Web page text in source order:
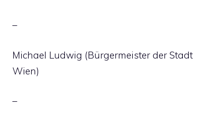
–
Michael Ludwig (Bürgermeister der Stadt
Wien)
–